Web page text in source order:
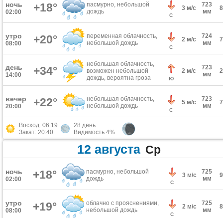
ночь
02:00 +18°
пасмурно, небольшой
дождь
С
3 м/с
723
мм
утро
08:00 +20°
переменная облачность,
небольшой дождь
С
2 м/с
724
мм
день
14:00 +34°
небольшая облачность,
возможен небольшой
дождь, вероятна гроза
Ю
2 м/с
723
мм
вечер
20:00 +22°
небольшая облачность,
небольшой дождь
С
5 м/с
723
мм
Восход: 06:19
Закат: 20:40
28 день
Видимость 4%
12 августа Ср
ночь
02:00 +18°
пасмурно, небольшой
дождь
С
3 м/с
725
мм
утро
08:00 +19°
облачно с прояснениями,
небольшой дождь
С
2 м/с
725
мм